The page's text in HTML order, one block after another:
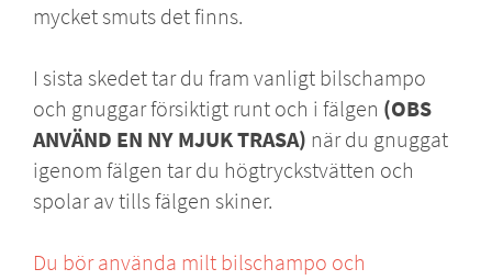
mycket smuts det finns.
I sista skedet tar du fram vanligt bilschampo
och gnuggar försiktigt runt och i fälgen (OBS
ANVÄND EN NY MJUK TRASA) när du gnuggat
igenom fälgen tar du högtryckstvätten och
spolar av tills fälgen skiner.
Du bör använda milt bilschampo och